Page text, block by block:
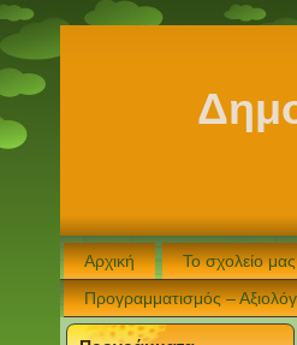
Αρχική Το σχολείο μας
Προγραμματισμός –